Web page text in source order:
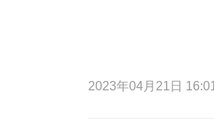
2023年04月21日 16:01